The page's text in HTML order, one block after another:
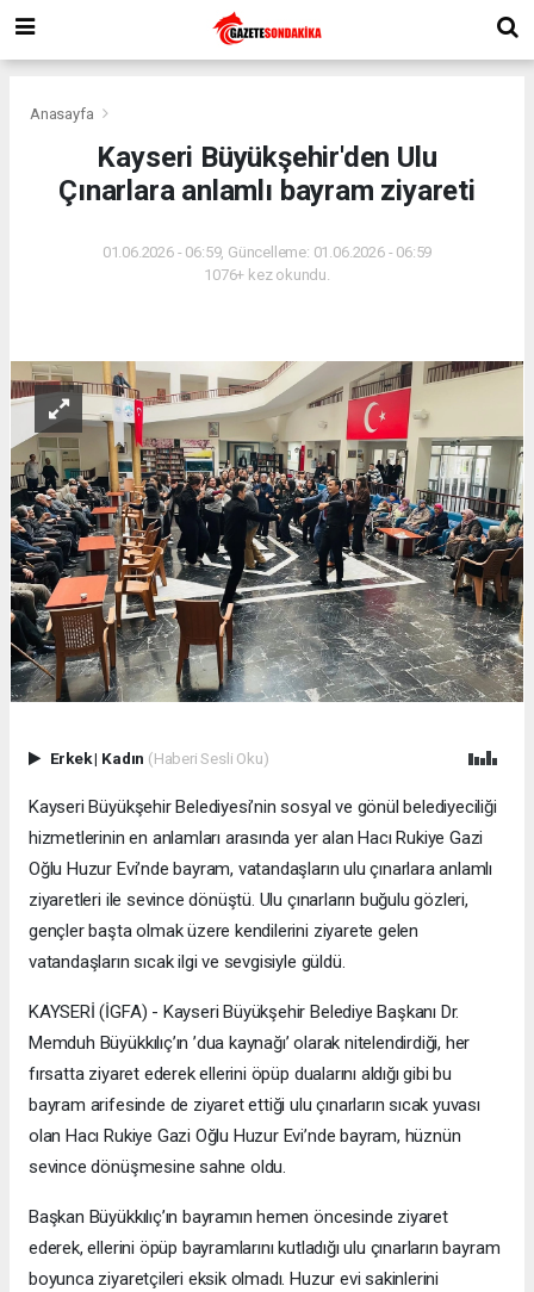
Anasayfa
Kayseri Büyükşehir'den Ulu
Çınarlara anlamlı bayram ziyareti
01.06.2026 - 06:59, Güncelleme: 01.06.2026 - 06:59
1076+ kez okundu.
Erkek| Kadın (Haberi Sesli Oku)
Kayseri Büyükşehir Belediyesi’nin sosyal ve gönül belediyeciliği
hizmetlerinin en anlamları arasında yer alan Hacı Rukiye Gazi
Oğlu Huzur Evi’nde bayram, vatandaşların ulu çınarlara anlamlı
ziyaretleri ile sevince dönüştü. Ulu çınarların buğulu gözleri,
gençler başta olmak üzere kendilerini ziyarete gelen
vatandaşların sıcak ilgi ve sevgisiyle güldü.
KAYSERİ (İGFA) - Kayseri Büyükşehir Belediye Başkanı Dr.
Memduh Büyükkılıç’ın ’dua kaynağı’ olarak nitelendirdiği, her
fırsatta ziyaret ederek ellerini öpüp dualarını aldığı gibi bu
bayram arifesinde de ziyaret ettiği ulu çınarların sıcak yuvası
olan Hacı Rukiye Gazi Oğlu Huzur Evi’nde bayram, hüznün
sevince dönüşmesine sahne oldu.
Başkan Büyükkılıç’ın bayramın hemen öncesinde ziyaret
ederek, ellerini öpüp bayramlarını kutladığı ulu çınarların bayram
boyunca ziyaretçileri eksik olmadı. Huzur evi sakinlerini